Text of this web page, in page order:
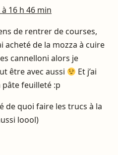
16 h 46 min
de rentrer de courses,
acheté de la mozza à cuire
cannelloni alors je
être avec aussi
Et j’ai
pâte feuilleté :p
de quoi faire les trucs à la
loool)